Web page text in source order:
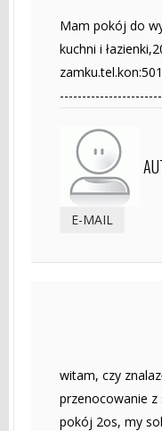
Mam pokój do
kuchni i
E-MAIL
witam, czy
przenocowanie z
pokój 2os, my